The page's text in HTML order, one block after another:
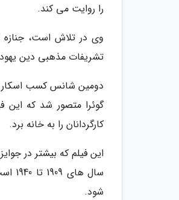
را روایت می کند.
وی در تلاش است، جنازه
تشریفات مذهبی دین
دومین شانس کسب اسکار
گوئرا متصور شد که این
کارگردانان را به خانه برد.
این فیلم که بیشتر در
شود.